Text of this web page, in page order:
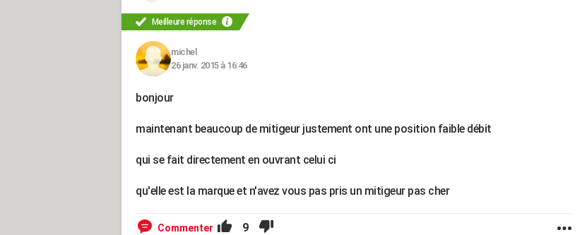
Meilleure réponse
michel
26 janv. 2015 à 16:46
bonjour
maintenant beaucoup de mitigeur justement ont une position faible débit
qui se fait directement en ouvrant celui ci
qu'elle est la marque et n'avez vous pas pris un mitigeur pas cher
Commenter 9